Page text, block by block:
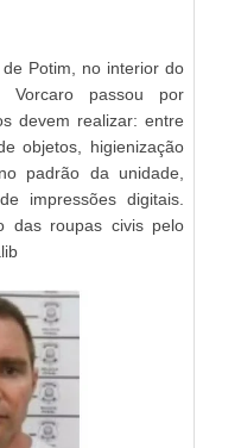
Potim, no interior do
Vorcaro passou por
devem realizar: entre
objetos, higienização
padrão da unidade,
impressões digitais.
das roupas civis pelo